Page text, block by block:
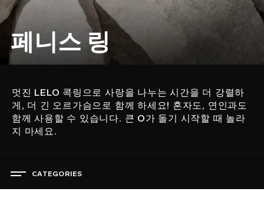
페니스 링
설
명
멋진 LELO 콕링으로 사랑을 나누는 시간을 더 강렬하
게, 더 긴 오르가슴으로 함께 하세요! 혼자도, 연인과도
함께 사용할 수 있습니다. 큰 O가 돌기 시작할 때 놀라
지 마세요.
CATEGORIES